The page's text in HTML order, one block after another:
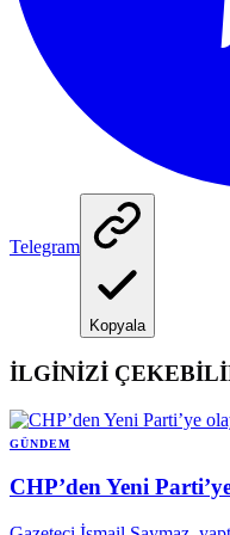
Telegram
Kopyala
İLGİNİZİ
GÜNDEM
CHP’den Yeni